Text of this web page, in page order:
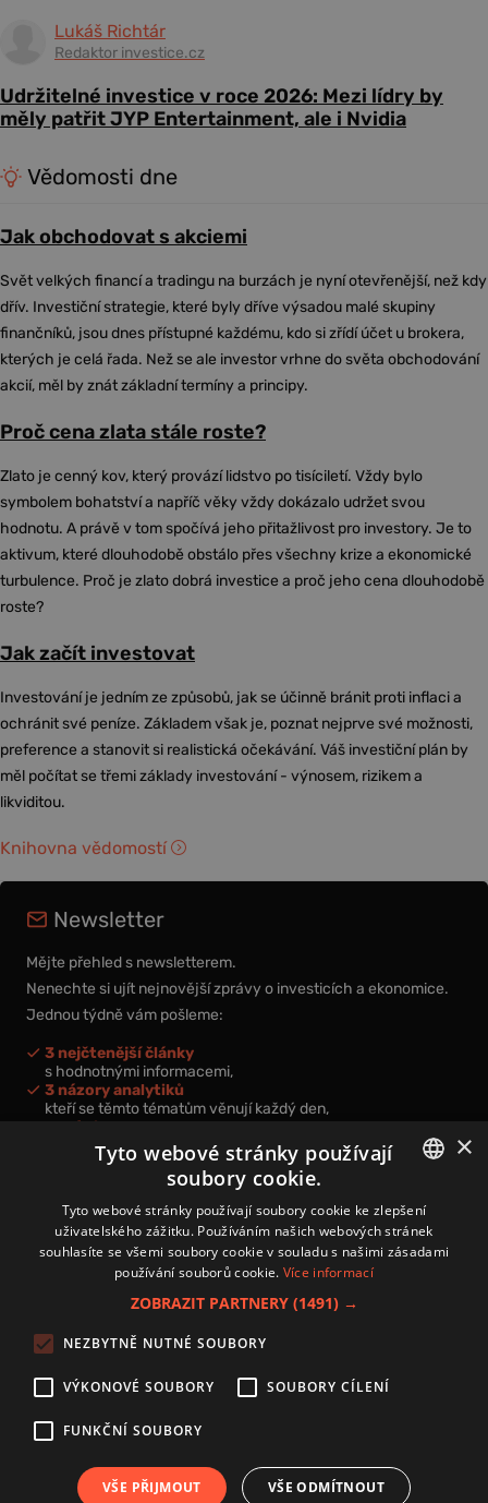
Lukáš Richtár
Redaktor investice.cz
Udržitelné investice v roce 2026: Mezi lídry by
měly patřit JYP Entertainment, ale i Nvidia
Vědomosti dne
Jak obchodovat s akciemi
Svět velkých financí a tradingu na burzách je nyní otevřenější, než kdy
dřív. Investiční strategie, které byly dříve výsadou malé skupiny
finančníků, jsou dnes přístupné každému, kdo si zřídí účet u brokera,
kterých je celá řada. Než se ale investor vrhne do světa obchodování
akcií, měl by znát základní termíny a principy.
Proč cena zlata stále roste?
Zlato je cenný kov, který provází lidstvo po tisíciletí. Vždy bylo
symbolem bohatství a napříč věky vždy dokázalo udržet svou
hodnotu. A právě v tom spočívá jeho přitažlivost pro investory. Je to
aktivum, které dlouhodobě obstálo přes všechny krize a ekonomické
turbulence. Proč je zlato dobrá investice a proč jeho cena dlouhodobě
roste?
Jak začít investovat
Investování je jedním ze způsobů, jak se účinně bránit proti inflaci a
ochránit své peníze. Základem však je, poznat nejprve své možnosti,
preference a stanovit si realistická očekávání. Váš investiční plán by
měl počítat se třemi základy investování - výnosem, rizikem a
likviditou.
Knihovna vědomostí
Newsletter
Mějte přehled s newsletterem.
Nenechte si ujít nejnovější zprávy o investicích a ekonomice.
Jednou týdně vám pošleme:
3 nejčtenější články
s hodnotnými informacemi,
3 názory analytiků
kteří se těmto tématům věnují každý den,
nová videa a podcasty
k prohloubení vašich znalostí.
Přihlášením k newsletteru vyjadřujete svůj souhlas spodmínkami
zpracování osobních údajů.
Zásady používání souborů cookies
Autoři
Nastavení cookies
CZECH
×
Tyto webové stránky používají
soubory cookie.
Tyto webové stránky používají soubory cookie ke zlepšení
uživatelského zážitku. Používáním našich webových stránek
souhlasíte se všemi soubory cookie v souladu s našimi zásadami
používání souborů cookie. Více informací
ZOBRAZIT PARTNERY (1491) →
NEZBYTNĚ NUTNÉ SOUBORY
VÝKONOVÉ SOUBORY SOUBORY CÍLENÍ
FUNKČNÍ SOUBORY
VŠE PŘIJMOUT VŠE ODMÍTNOUT